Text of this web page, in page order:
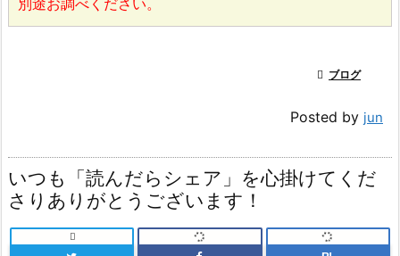
 ブログ
Posted by jun
いつも「読んだらシェア」を心掛けてくだ
さりありがとうございます！
